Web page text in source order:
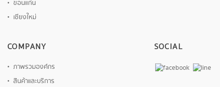
ขอนแก่น
เชียงใหม่
COMPANY
ภาพรวมองค์กร
สินค้าและบริการ
SOCIAL